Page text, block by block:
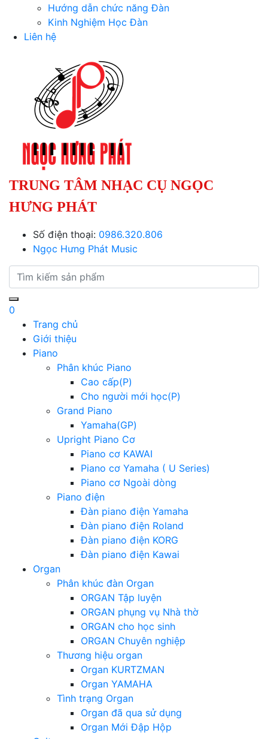
Hướng dẫn chức năng Đàn
Kinh Nghiệm Học Đàn
Liên hệ
TRUNG TÂM NHẠC CỤ NGỌC
HƯNG PHÁT
Số điện thoại: 0986.320.806
Ngọc Hưng Phát Music
0
Trang chủ
Giới thiệu
Piano
Phân khúc Piano
Cao cấp(P)
Cho người mới học(P)
Grand Piano
Yamaha(GP)
Upright Piano Cơ
Piano cơ KAWAI
Piano cơ Yamaha ( U Series)
Piano cơ Ngoài dòng
Piano điện
Đàn piano điện Yamaha
Đàn piano điện Roland
Đàn piano điện KORG
Đàn piano điện Kawai
Organ
Phân khúc đàn Organ
ORGAN Tập luyện
ORGAN phụng vụ Nhà thờ
ORGAN cho học sinh
ORGAN Chuyên nghiệp
Thương hiệu organ
Organ KURTZMAN
Organ YAMAHA
Tình trạng Organ
Organ đã qua sử dụng
Organ Mới Đập Hộp